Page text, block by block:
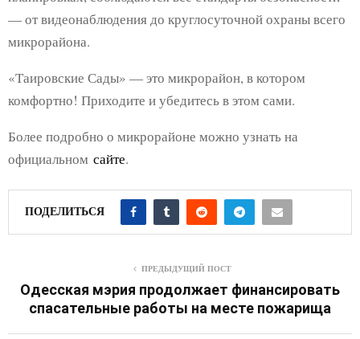
— от видеонаблюдения до круглосуточной охраны всего
микрорайона.
«Таировские Сады» — это микрорайон, в котором
комфортно! Приходите и убедитесь в этом сами.
Более подробно о микрорайоне можно узнать на
официальном сайте.
ПОДЕЛИТЬСЯ
ПРЕДЫДУЩИЙ ПОСТ
Одесская мэрия продолжает финансировать
спасательные работы на месте пожарища